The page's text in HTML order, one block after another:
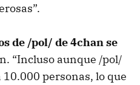
de /pol/ de 4chan se
“Incluso aunque /pol/
personas, lo que